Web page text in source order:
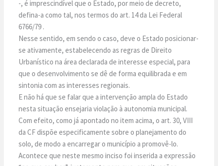
-, é imprescindível que o Estado, por meio de decreto,
defina-a como tal, nos termos do art. 14 da Lei Federal
6766/79 .
Nesse sentido, em sendo o caso, deve o Estado posicionar-
se ativamente, estabelecendo as regras de Direito
Urbanístico na área declarada de interesse especial, para
que o desenvolvimento se dê de forma equilibrada e em
sintonia com as interesses regionais.
E não há que se falar que a intervenção ampla do Estado
nesta situação ensejaria violação à autonomia municipal.
Com efeito, como já apontado no item acima, o art. 30, VIII
da CF dispõe especificamente sobre o planejamento do
solo, de modo a encarregar o município a promovê-lo.
Acontece que neste mesmo inciso foi inserida a expressão